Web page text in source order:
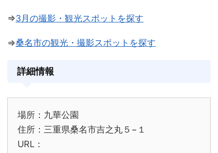
⇒3月の撮影・観光スポットを探す
⇒桑名市の観光・撮影スポットを探す
詳細情報
場所：九華公園
住所：三重県桑名市吉之丸５−１
URL：